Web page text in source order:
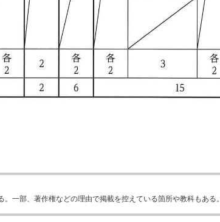
一部、著作権などの理由で掲載を控えている箇所や教科もある。